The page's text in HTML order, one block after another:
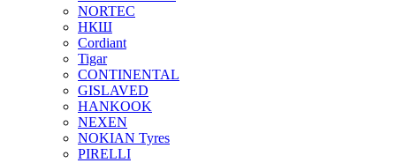
NORTEС
НКШ
Cordiant
Tigar
CONTINENTAL
GISLAVED
HANKOOK
NEXEN
NOKIAN Tyres
PIRELLI